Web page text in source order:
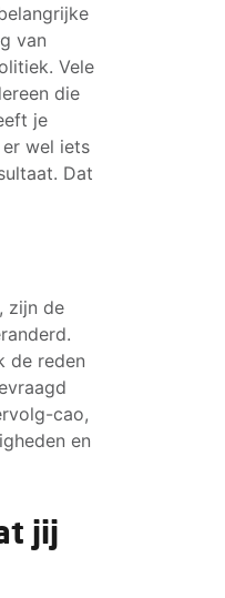
van
Vele
die
je
wel iets
Dat
zijn de
de reden
cao,
en
jij